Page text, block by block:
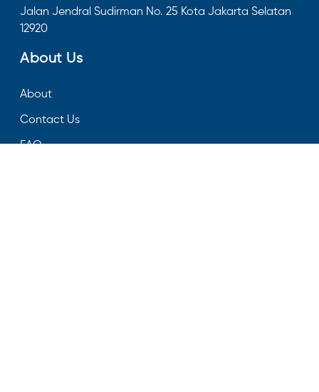
Jalan Jendral Sudirman No. 25 Kota Jakarta Selatan
12920
About Us
About
Contact Us
FAQ